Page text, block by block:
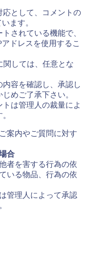
として、コメントの
ます。
されている機能で、
ドレスを使用するこ
関しては、任意とな
容を確認し、承認し
めご了承下さい。
は管理人の裁量によ
案内やご質問に対す
合
者を害する行為の依
いる物品、行為の依
管理人によって承認